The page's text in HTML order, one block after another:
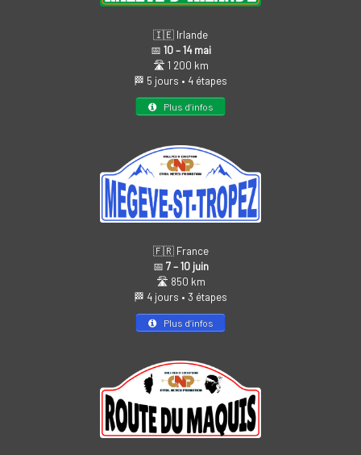
🇮🇪 Irlande
📅 10 – 14 mai
🛣️ 1 200 km
🏁 5 jours • 4 étapes
Plus d’infos
🇫🇷 France
📅 7 – 10 juin
🛣️ 850 km
🏁 4 jours • 3 étapes
Plus d’infos